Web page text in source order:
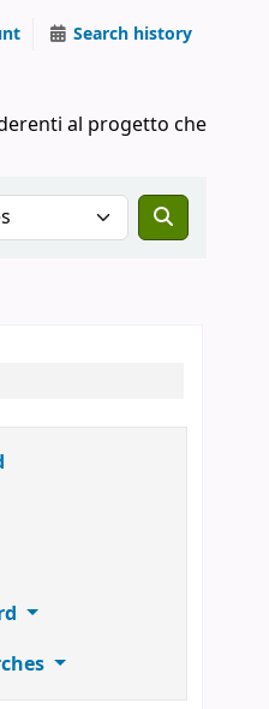
Search history
al progetto che
catalog in: